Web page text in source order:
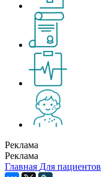
Реклама
Реклама
Главная Для пациентов